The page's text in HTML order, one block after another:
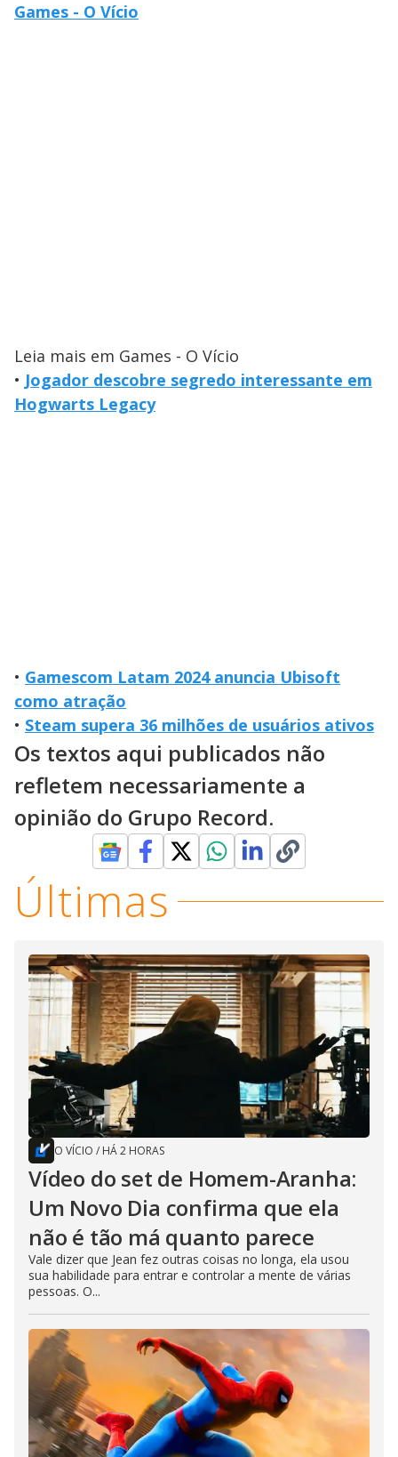
Games - O Vício
Leia mais em Games - O Vício
• Jogador descobre segredo interessante em
Hogwarts Legacy
• Gamescom Latam 2024 anuncia Ubisoft
como atração
• Steam supera 36 milhões de usuários ativos
Os textos aqui publicados não
refletem necessariamente a
opinião do Grupo Record.
Últimas
O VÍCIO / HÁ 2 HORAS
Vídeo do set de Homem-Aranha:
Um Novo Dia confirma que ela
não é tão má quanto parece
Vale dizer que Jean fez outras coisas no longa, ela usou
sua habilidade para entrar e controlar a mente de várias
pessoas. O...